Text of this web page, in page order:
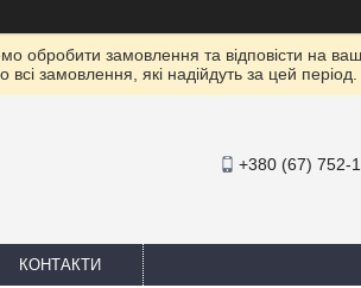
обробити замовлення та відповісти на
всі замовлення, які надійдуть за цей
+380 (67) 752-
КОНТАКТИ